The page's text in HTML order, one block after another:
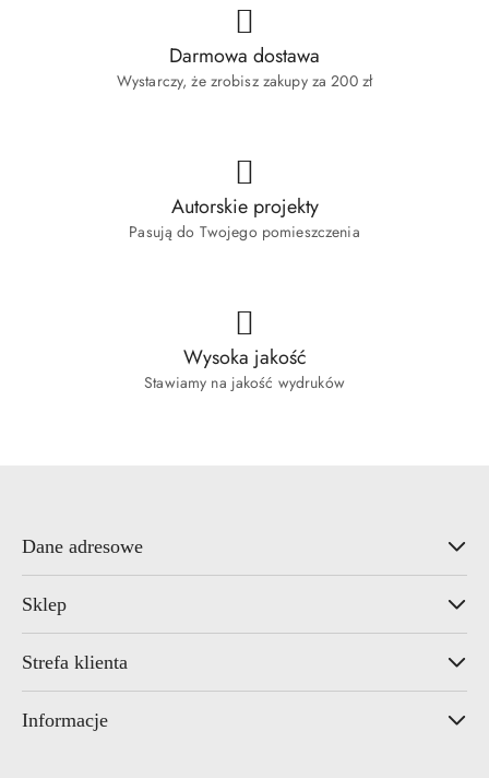
Darmowa dostawa
Wystarczy, że zrobisz zakupy za 200 zł
Autorskie projekty
Pasują do Twojego pomieszczenia
Wysoka jakość
Stawiamy na jakość wydruków
Dane adresowe
Sklep
Strefa klienta
Informacje